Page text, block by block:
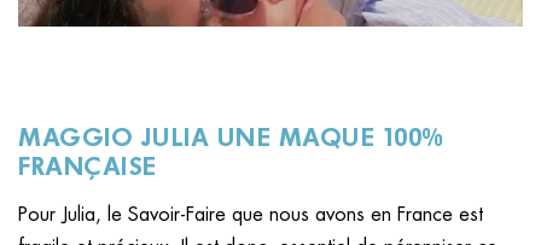
MAGGIO JULIA UNE MAQUE 100%
FRANÇAISE
Pour Julia, le Savoir-Faire que nous avons en France est